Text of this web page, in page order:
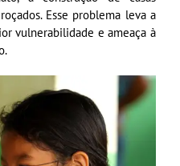
Esse problema leva a
vulnerabilidade e ameaça à